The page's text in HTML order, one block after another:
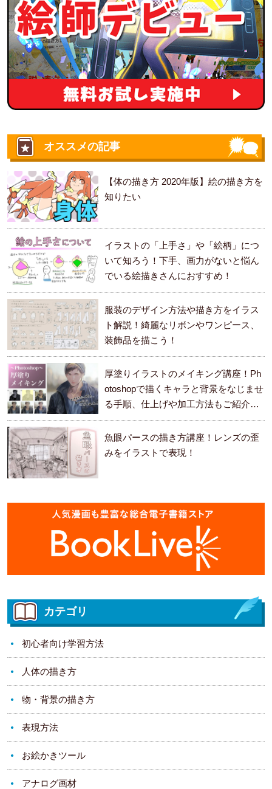
オススメの記事
【体の描き方 2020年版】絵の描き方を
知りたい
イラストの「上手さ」や「絵柄」につ
いて知ろう！下手、画力がないと悩ん
でいる絵描きさんにおすすめ！
服装のデザイン方法や描き方をイラス
ト解説！綺麗なリボンやワンピース、
装飾品を描こう！
厚塗りイラストのメイキング講座！Ph
otoshopで描くキャラと背景をなじませ
る手順、仕上げや加工方法もご紹介し
ます。
魚眼パースの描き方講座！レンズの歪
みをイラストで表現！
カテゴリ
初心者向け学習方法
人体の描き方
物・背景の描き方
表現方法
お絵かきツール
アナログ画材